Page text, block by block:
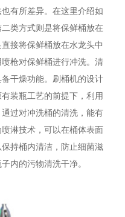
有所差异。在这里介绍如
类方式则是将保鲜桶放在
接将保鲜桶放在水龙头中
枪对保鲜桶进行冲洗。清
干燥功能。刷桶机的设计
装瓶工艺的前提下，利用
过对冲洗桶的清洗，能有
淋技术，可以在桶体表面
持桶内清洁，防止细菌滋
内的污物清洗干净。